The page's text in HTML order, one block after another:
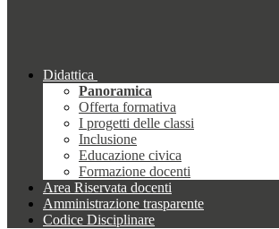
Didattica
Panoramica
Offerta formativa
I progetti delle classi
Inclusione
Educazione civica
Formazione docenti
Area Riservata docenti
Amministrazione trasparente
Codice Disciplinare